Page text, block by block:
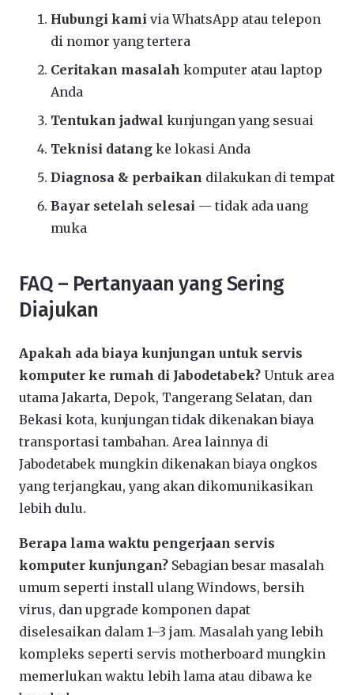
Hubungi kami via WhatsApp atau telepon
di nomor yang tertera
Ceritakan masalah komputer atau laptop
Anda
Tentukan jadwal kunjungan yang sesuai
Teknisi datang ke lokasi Anda
Diagnosa & perbaikan dilakukan di tempat
Bayar setelah selesai — tidak ada uang
muka
FAQ – Pertanyaan yang Sering
Diajukan
Apakah ada biaya kunjungan untuk servis
komputer ke rumah di Jabodetabek? Untuk area
utama Jakarta, Depok, Tangerang Selatan, dan
Bekasi kota, kunjungan tidak dikenakan biaya
transportasi tambahan. Area lainnya di
Jabodetabek mungkin dikenakan biaya ongkos
yang terjangkau, yang akan dikomunikasikan
lebih dulu.
Berapa lama waktu pengerjaan servis
komputer kunjungan? Sebagian besar masalah
umum seperti install ulang Windows, bersih
virus, dan upgrade komponen dapat
diselesaikan dalam 1–3 jam. Masalah yang lebih
kompleks seperti servis motherboard mungkin
memerlukan waktu lebih lama atau dibawa ke